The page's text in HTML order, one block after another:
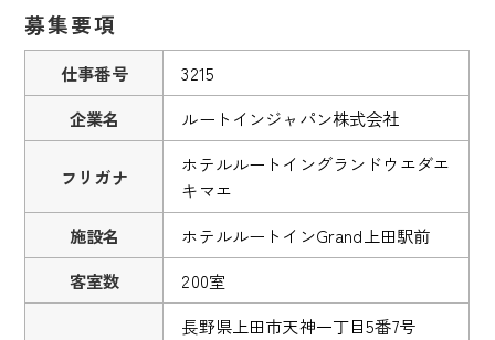
募集要項
仕事番号
3215
企業名
ルートインジャパン株式会社
フリガナ
ホテルルートイングランドウエダエ
キマエ
施設名
ホテルルートインGrand上田駅前
客室数
200室
長野県上田市天神一丁目5番7号